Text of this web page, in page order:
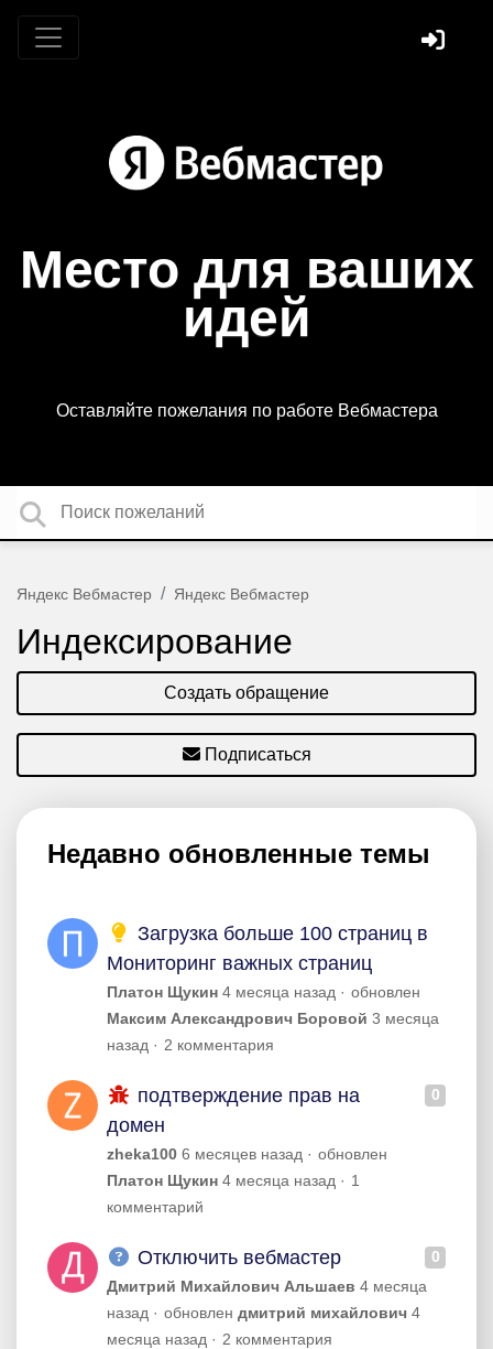
Место для ваших
идей
Оставляйте пожелания по работе Вебмастера
Яндекс Вебмастер Яндекс Вебмастер
Индексирование
Создать обращение
Подписаться
Недавно обновленные темы
Загрузка больше 100 страниц в
Мониторинг важных страниц
Платон Щукин 4 месяца назад
обновлен
Максим Александрович Боровой 3 месяца
назад
2 комментария
0
подтверждение прав на
домен
zheka100 6 месяцев назад
обновлен
Платон Щукин 4 месяца назад
1
комментарий
0
Отключить вебмастер
Дмитрий Михайлович Альшаев 4 месяца
назад
обновлен дмитрий михайлович 4
месяца назад
2 комментария